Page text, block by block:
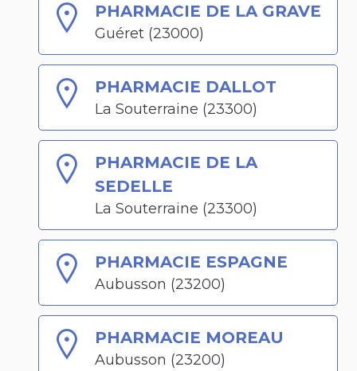
PHARMACIE DE LA GRAVE
Guéret (23000)
PHARMACIE DALLOT
La Souterraine (23300)
PHARMACIE DE LA
SEDELLE
La Souterraine (23300)
PHARMACIE ESPAGNE
Aubusson (23200)
PHARMACIE MOREAU
Aubusson (23200)